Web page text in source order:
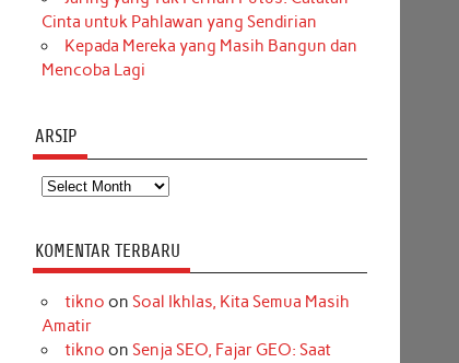
Cinta untuk Pahlawan yang Sendirian
Kepada Mereka yang Masih Bangun dan
Mencoba Lagi
ARSIP
Arsip
KOMENTAR TERBARU
tikno on Soal Ikhlas, Kita Semua Masih
Amatir
tikno on Senja SEO, Fajar GEO: Saat